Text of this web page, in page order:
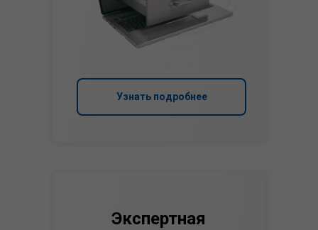
Узнать подробнее
Экспертная